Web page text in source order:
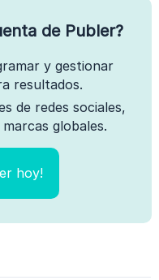
de Publer?
y gestionar
resultados.
de redes sociales,
globales.
hoy!